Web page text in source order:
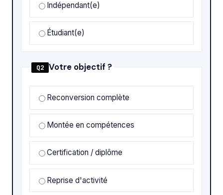
Indépendant(e)
Étudiant(e)
Q2 Votre objectif ?
Reconversion complète
Montée en compétences
Certification / diplôme
Reprise d'activité